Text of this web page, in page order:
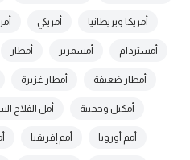
أمريكا وبريطانيا أمريكي
أمستردام أمسمرير أمطار
أمطار ضعيفة أمطار غزيرة
أمكيل وحجيبة أمل الفلاح
أمم أوروبا أمم إفريقيا